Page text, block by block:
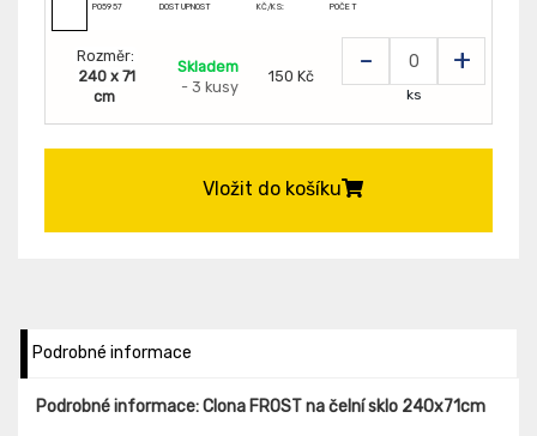
P05957 DOSTUPNOST KČ/KS: POČET
Rozměr:
240 x 71
cm
Skladem
- 3 kusy
150 Kč - +
ks
Vložit do košíku
Podrobné informace
Podrobné informace: Clona FROST na čelní sklo 240x71cm